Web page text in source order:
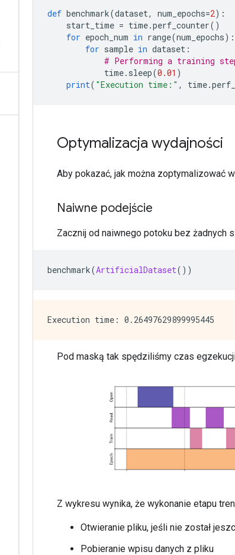
def benchmark(dataset, num_epochs=2):
start_time = time.perf_counter()
for epoch_num in range(num_epochs):
for sample in dataset :
# Performing a training
time. sleep(0.01 )
print( "Execution time:" , time.
Optymalizacja wydajności
Aby pokazać, jak można zoptymalizować
Naiwne podejście
Zacznij od naiwnego potoku bez żadnych
benchmark(ArtificialDataset())
Pod maską tak spędziliśmy czas
Z wykresu wynika, że ​​wykonanie etapu
Otwieranie pliku, jeśli nie został
Pobieranie wpisu danych z pliku